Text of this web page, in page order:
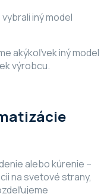
iný model
akýkoľvek iný model
výrobcu.
alebo kúrenie –
na svetové strany,